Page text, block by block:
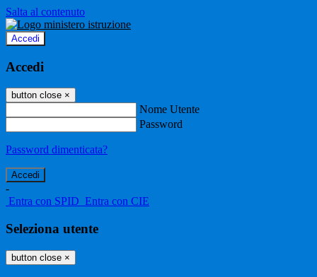
Salta al contenuto
Accedi
Accedi
button close ×
Nome Utente
Password
Password dimenticata?
-
Entra con SPID Entra con CIE
Seleziona utente
button close ×